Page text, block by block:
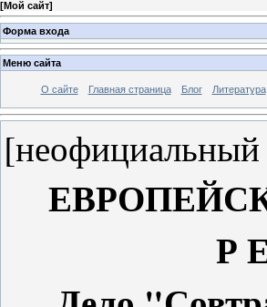
[Мой сайт]
Форма входа
Меню сайта
О сайте Главная страница Блог Литература
[неофициальный
Р